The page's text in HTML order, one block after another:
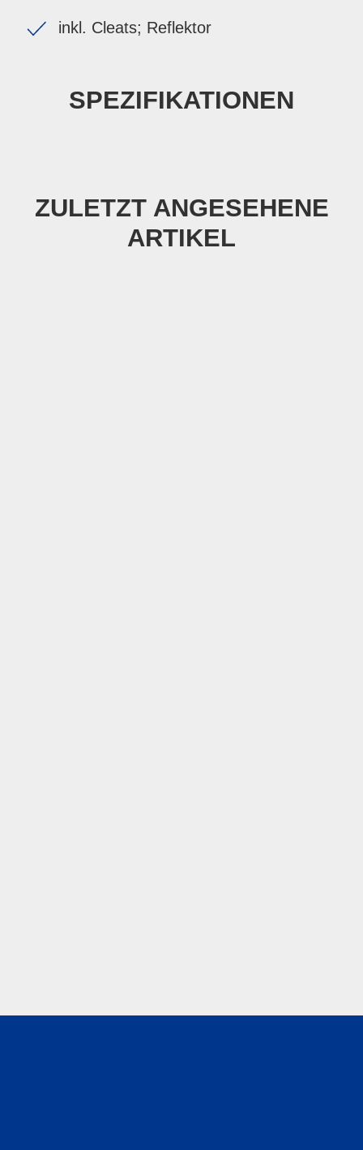
inkl. Cleats; Reflektor
SPEZIFIKATIONEN
ZULETZT ANGESEHENE
ARTIKEL